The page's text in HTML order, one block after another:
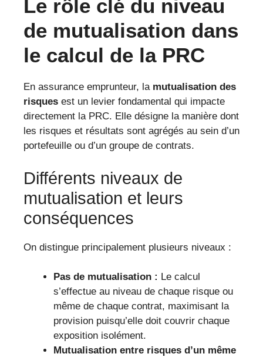
Le rôle clé du niveau
de mutualisation dans
le calcul de la PRC
En assurance emprunteur, la mutualisation des
risques est un levier fondamental qui impacte
directement la PRC. Elle désigne la manière dont
les risques et résultats sont agrégés au sein d’un
portefeuille ou d’un groupe de contrats.
Différents niveaux de
mutualisation et leurs
conséquences
On distingue principalement plusieurs niveaux :
Pas de mutualisation : Le calcul
s’effectue au niveau de chaque risque ou
même de chaque contrat, maximisant la
provision puisqu’elle doit couvrir chaque
exposition isolément.
Mutualisation entre risques d’un même